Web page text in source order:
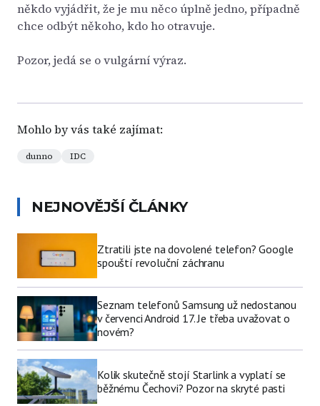
někdo vyjádřit, že je mu něco úplně jedno, případně
chce odbýt někoho, kdo ho otravuje.
Pozor, jedá se o vulgární výraz.
Mohlo by vás také zajímat:
dunno IDC
NEJNOVĚJŠÍ ČLÁNKY
Ztratili jste na dovolené telefon? Google
spouští revoluční záchranu
Seznam telefonů Samsung už nedostanou
v červenci Android 17. Je třeba uvažovat o
novém?
Kolik skutečně stojí Starlink a vyplatí se
běžnému Čechovi? Pozor na skryté pasti